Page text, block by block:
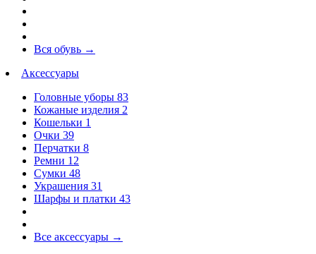
Вся обувь →
Аксессуары
Головные уборы 83
Кожаные изделия 2
Кошельки 1
Очки 39
Перчатки 8
Ремни 12
Сумки 48
Украшения 31
Шарфы и платки 43
Все аксессуары →